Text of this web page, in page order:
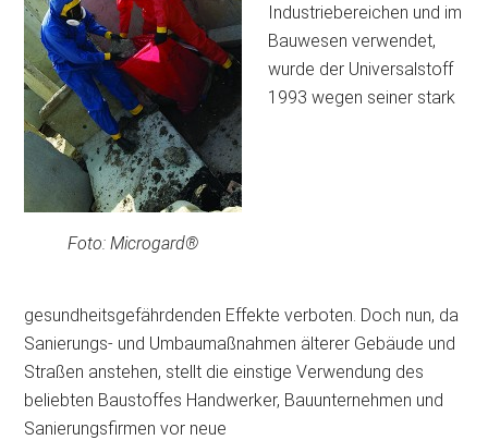
Foto: Microgard®
Industriebereichen und im
Bauwesen verwendet,
wurde der Universalstoff
1993 wegen seiner stark
gesundheitsgefährdenden Effekte verboten. Doch nun, da
Sanierungs- und Umbaumaßnahmen älterer Gebäude und
Straßen anstehen, stellt die einstige Verwendung des
beliebten Baustoffes Handwerker, Bauunternehmen und
Sanierungsfirmen vor neue